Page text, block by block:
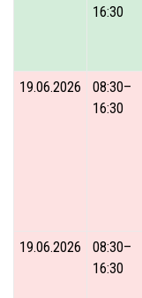
16:30
19.06.2026
08:30–
16:30
19.06.2026
08:30–
16:30